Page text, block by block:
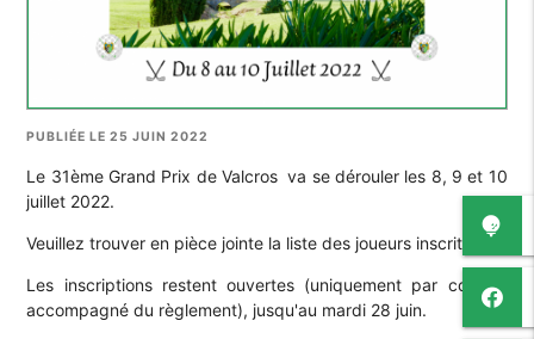
PUBLIÉE LE 25 JUIN 2022
Le 31ème Grand Prix de Valcros va se dérouler les 8, 9 et 10
juillet 2022.
Veuillez trouver en pièce jointe la liste des joueurs inscrits.
Les inscriptions restent ouvertes (uniquement par courrier
accompagné du règlement), jusqu'au mardi 28 juin.